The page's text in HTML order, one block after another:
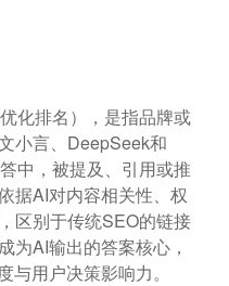
化排名），是指品牌或
小言、DeepSeek和
中，被提及、引用或推
据AI对内容相关性、权
区别于传统SEO的链接
为AI输出的答案核心，
用户决策影响力。